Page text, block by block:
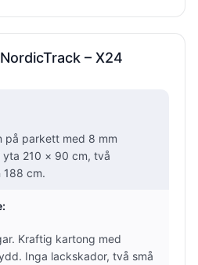
– X24
på parkett med 8 mm
yta 210 × 90 cm, två
188 cm.
Kraftig kartong med
Inga lackskador, två små